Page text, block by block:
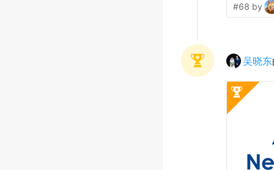
#68 by
吴晓东